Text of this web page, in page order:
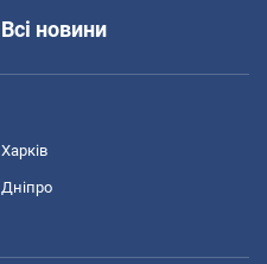
Всі новини
Харків
Дніпро